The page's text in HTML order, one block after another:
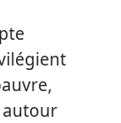
autour